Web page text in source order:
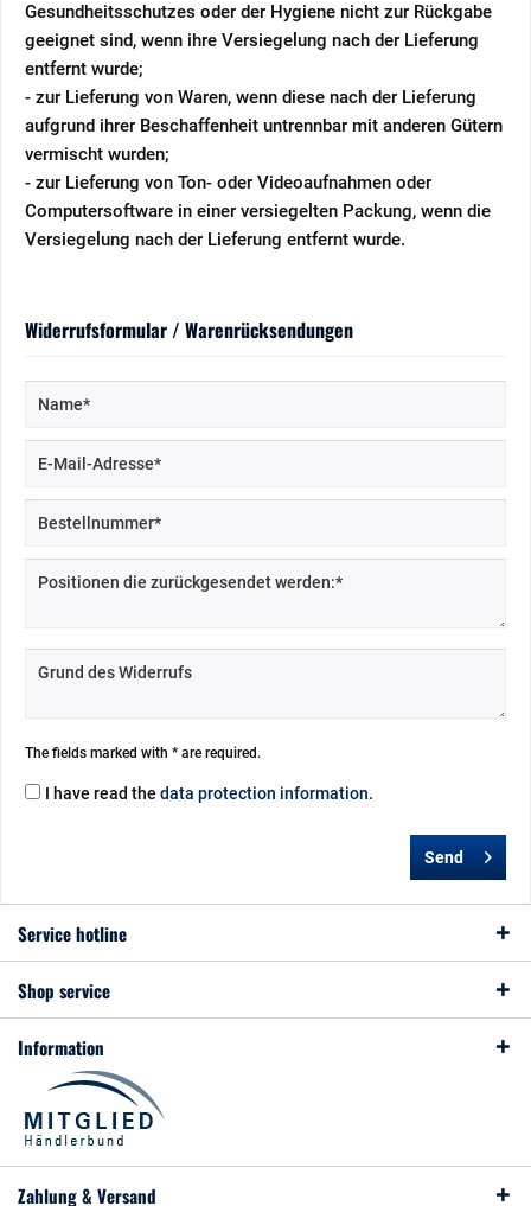
Gesundheitsschutzes oder der Hygiene nicht zur Rückgabe
geeignet sind, wenn ihre Versiegelung nach der Lieferung
entfernt wurde;
- zur Lieferung von Waren, wenn diese nach der Lieferung
aufgrund ihrer Beschaffenheit untrennbar mit anderen Gütern
vermischt wurden;
- zur Lieferung von Ton- oder Videoaufnahmen oder
Computersoftware in einer versiegelten Packung, wenn die
Versiegelung nach der Lieferung entfernt wurde.
Widerrufsformular / Warenrücksendungen
The fields marked with * are required.
I have read the data protection information.
Send
Service hotline
Shop service
Information
Zahlung & Versand